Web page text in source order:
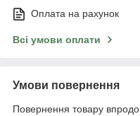
Оплата на рахунок
Всі умови оплати
Умови повернення
Повернення товару